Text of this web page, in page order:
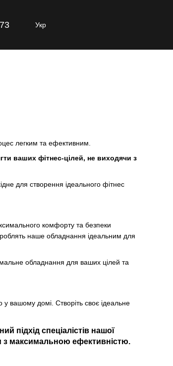
Укр
легким та ефективним.
ваших фітнес-цілей, не виходячи з
для створення ідеального фітнес
комфорту та безпеки
роблять наше обладнання ідеальним для
обладнання для ваших цілей та
вашому домі. Створіть своє ідеальне
підхід спеціалістів нашої
з максимальною ефективністю.